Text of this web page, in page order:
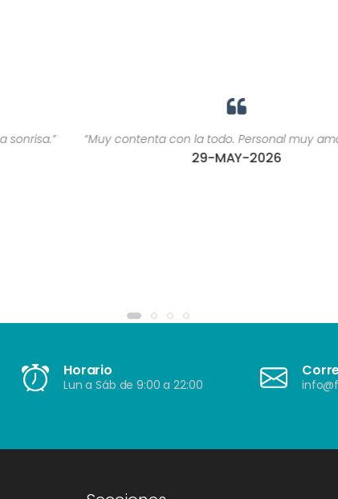
“Muy contenta con la todo. Personal muy amable ????”
29-MAY-2026
Horario
Lun a Sáb de 9:00 a 22:00